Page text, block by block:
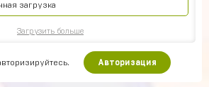
загрузка
Загрузить больше
Авторизация